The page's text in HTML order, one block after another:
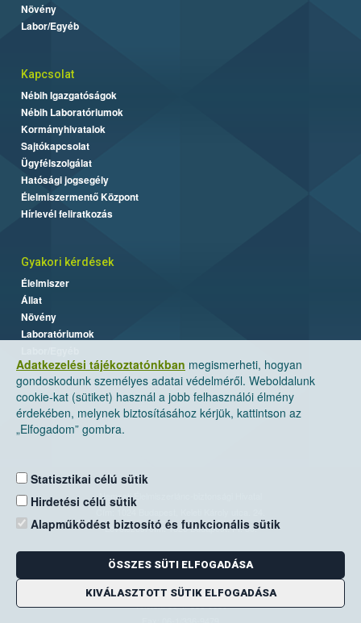
Adatkezelési tájékoztatónkban megismerheti, hogyan
gondoskodunk személyes adatai védelméről. Weboldalunk
cookie-kat (sütiket) használ a jobb felhasználói élmény
érdekében, melynek biztosításához kérjük, kattintson az
„Elfogadom” gombra.
Statisztikai célú sütik
Hirdetési célú sütik
Alapműködést biztosító és funkcionális sütik
ÖSSZES SÜTI ELFOGADÁSA
KIVÁLASZTOTT SÜTIK ELFOGADÁSA
Növény
Labor/Egyéb
Kapcsolat
Nébih Igazgatóságok
Nébih Laboratóriumok
Kormányhivatalok
Sajtókapcsolat
Ügyfélszolgálat
Hatósági jogsegély
Élelmiszermentő Központ
Hírlevél feliratkozás
Gyakori kérdések
Élelmiszer
Állat
Növény
Laboratóriumok
Nemzeti Élelmiszerlánc-biztonsági Hivatal
Levelezési cím: 1525 Budapest. Pf. 30.
E-mail:ugyfelszolgalat@nebih.gov.hu
Zöld szám: 06-80/263-244
Telefon: 06-1/ 336-9000